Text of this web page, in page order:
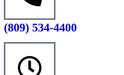
(809) 534-4400